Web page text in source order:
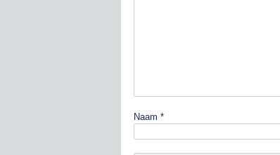
Naam *